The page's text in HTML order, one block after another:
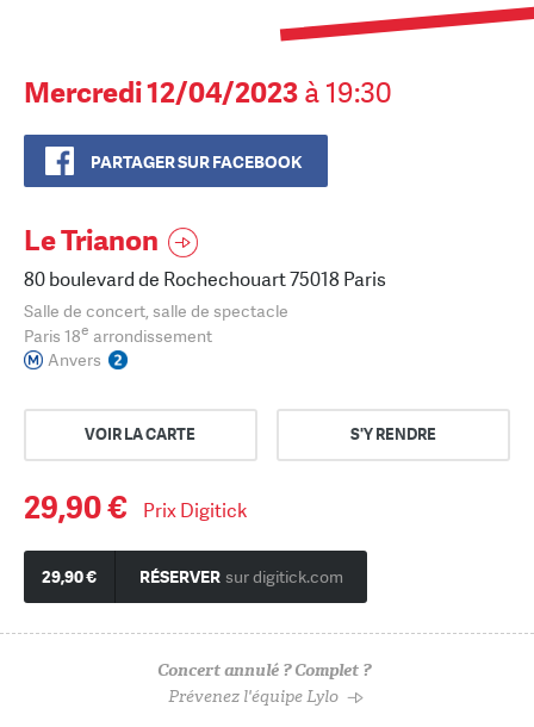
Mercredi 12/04/2023 à 19:30
PARTAGER SUR FACEBOOK
Le Trianon
80 boulevard de Rochechouart 75018 Paris
Salle de concert, salle de spectacle
Paris 18e arrondissement
Anvers
VOIR LA CARTE S'Y RENDRE
29,90 € Prix Digitick
29,90 € RÉSERVER sur digitick.com
Concert annulé ? Complet ?
Prévenez l'équipe Lylo